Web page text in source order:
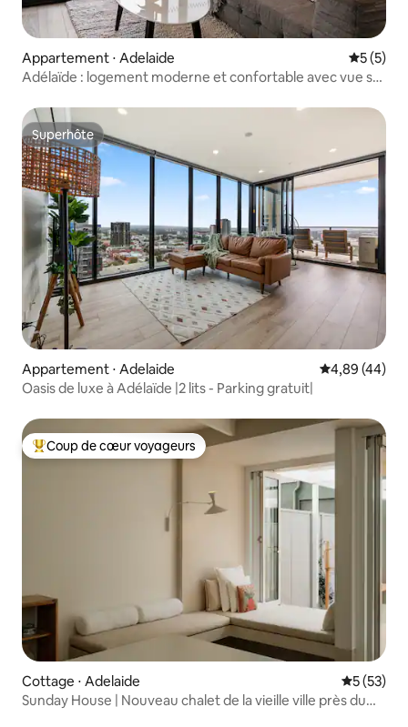
Appartement ⋅ Adelaide
5 (5)
Adélaïde : logement moderne et confortable avec vue sur
Superhôte
Superhôte
Appartement ⋅ Adelaide Évaluation
4,89 (44)
Oasis de luxe à Adélaïde |2 lits - Parking gratuit|
Coups de cœur voyageurs les plus appréciés
Coup de cœur voyageurs
Cottage ⋅ Adelaide
5 (53)
Sunday House | Nouveau chalet de la vieille ville près du